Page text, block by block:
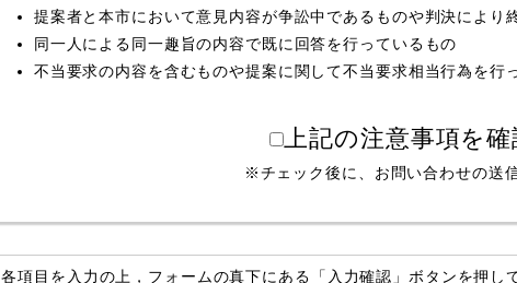
提案者と本市において意見内容が争訟中であるものや判決により
同一人による同一趣旨の内容で既に回答を行っているもの
不当要求の内容を含むものや提案に関して不当要求相当行為を行
上記の注意事項を
※チェック後に、お問い合わせの送
各項目を入力の上，フォームの真下にある「入力確認」ボタンを押し